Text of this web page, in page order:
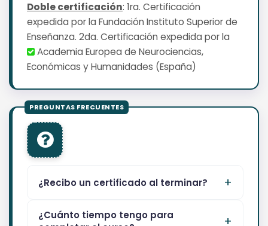
Doble certificación: 1ra. Certificación
expedida por la Fundación Instituto Superior de
Enseñanza. 2da. Certificación expedida por la
Academia Europea de Neurociencias,
Económicas y Humanidades (España)
¿Recibo un certificado al terminar?
¿Cuánto tiempo tengo para